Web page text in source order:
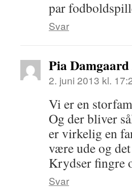
par
Svar
Pia Damgaard
2. juni 2013 kl.
Vi er en
Og der bliver
er virkelig en
være ude og
Krydser fingre
Svar